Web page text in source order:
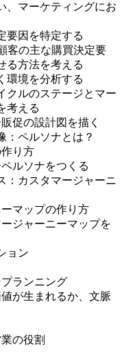
、マーケティングにお
要因を特定する
客の主な購買決定要
る方法を考える
環境を分析する
クルのステージとマー
考える
促の設計図を描く
：ペルソナとは？
り方
ルソナをつくる
：カスタマージャーニ
マップの作り方
ージャーニーマップを
ョン
ランニング
が生まれるか、文脈
の役割